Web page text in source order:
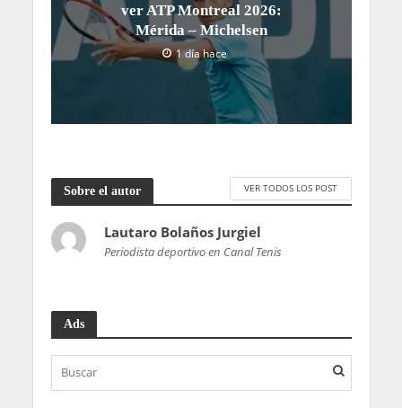
ver ATP Montreal 2026:
Mérida – Michelsen
1 día hace
Sobre el autor VER TODOS LOS POST
Lautaro Bolaños Jurgiel
Periodista deportivo en Canal Tenis
Ads